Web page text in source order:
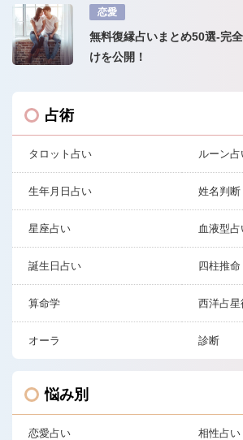
恋愛
無料復縁占いまとめ50選-完
けを公開！
占術
タロット占い ルーン占
生年月日占い 姓名判断
星座占い 血液型占
誕生日占い 四柱推命
算命学 西洋占星
オーラ 診断
悩み別
恋愛占い 相性占い